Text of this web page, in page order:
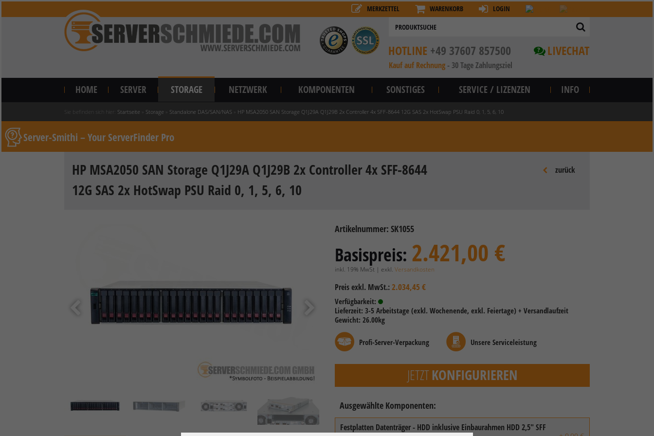
MERKZETTEL WARENKORB LOGIN
? LIVECHAT
HOTLINE +49 37607 857500
Kauf auf Rechnung - 30 Tage Zahlungsziel
HOME SERVER STORAGE NETZWERK KOMPONENTEN SONSTIGES SERVICE / LIZENZEN INFO
Sie befinden sich hier: Startseite Storage Standalone DAS/SAN/NAS HP MSA2050 SAN Storage Q1J29A Q1J29B 2x Controller 4x SFF-8644 12G SAS 2x HotSwap PSU Raid 0, 1, 5, 6, 10
Server-Smithi – Your ServerFinder Pro
zurück
HP MSA2050 SAN Storage Q1J29A Q1J29B 2x Controller 4x SFF-8644
12G SAS 2x HotSwap PSU Raid 0, 1, 5, 6, 10
Artikelnummer: SK1055
Basispreis: 2.421,00 €
inkl. 19% MwSt | exkl.Versandkosten
Preis exkl. MwSt.:2.034,45 €
Verfügbarkeit:
Lieferzeit: 3-5 Arbeitstage (exkl. Wochenende, exkl. Feiertage) + Versandlaufzeit
Gewicht: 26.00kg
Profi-Server-Verpackung Unsere Serviceleistung
JETZTKONFIGURIEREN
Ausgewählte Komponenten:
Festplatten Datenträger - HDD inklusive Einbaurahmen HDD 2,5" SFF